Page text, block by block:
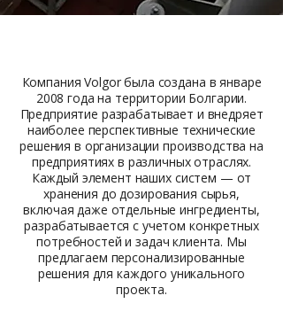
Компания Volgor была создана в январе
2008 года на территории Болгарии.
Предприятие разрабатывает и внедряет
наиболее перспективные технические
решения в организации производства на
предприятиях в различных отраслях.
Каждый элемент наших систем — от
хранения до дозирования сырья,
включая даже отдельные ингредиенты,
разрабатывается с учетом конкретных
потребностей и задач клиента. Мы
предлагаем персонализированные
решения для каждого уникального
проекта.